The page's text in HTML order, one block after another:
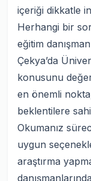
içeriği dikkatle
Herhangi bir
eğitim
Çekya’da
konusunu
en önemli
beklentilere
Okumanız
uygun
araştırma